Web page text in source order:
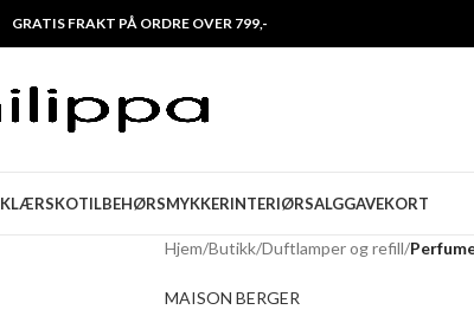
GRATIS FRAKT PÅ ORDRE OVER 799,-
KLÆRSKOTILBEHØRSMYKKERINTERIØRSALGGAVEKORT
Hjem/Butikk/Duftlamper og refill/
MAISON BERGER